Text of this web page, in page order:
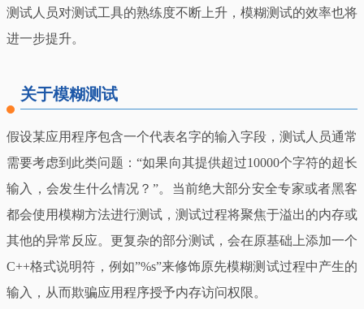
测试人员对测试工具的熟练度不断上升，模糊测试的效率也将
进一步提升。
关于模糊测试
假设某应用程序包含一个代表名字的输入字段，测试人员通常
需要考虑到此类问题：“如果向其提供超过10000个字符的超长
输入，会发生什么情况？”。当前绝大部分安全专家或者黑客
都会使用模糊方法进行测试，测试过程将聚焦于溢出的内存或
其他的异常反应。更复杂的部分测试，会在原基础上添加一个
C++格式说明符，例如”%s”来修饰原先模糊测试过程中产生的
输入，从而欺骗应用程序授予内存访问权限。